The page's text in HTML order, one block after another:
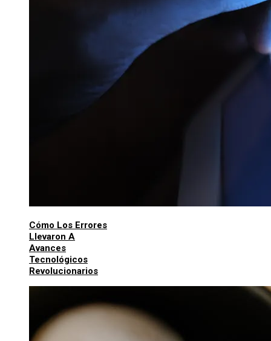
Cómo Los Errores
Llevaron A
Avances
Tecnológicos
Revolucionarios